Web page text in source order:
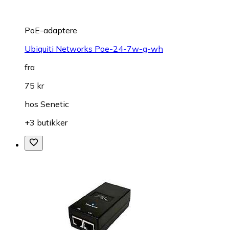
PoE-adaptere
Ubiquiti Networks Poe-24-7w-g-wh
fra
75 kr
hos Senetic
+3 butikker